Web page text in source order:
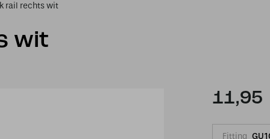
rail rechts wit
wit
11,95
Fitting